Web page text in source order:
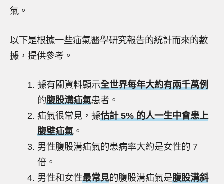
氣。
以下是根據一些疝氣醫學研究報告的統計而來的數
據，提供參考。
據有關資料顯示全世界每年大約有兩千萬例
的腹股溝疝氣患者。
疝氣很常見，據估計 5% 的人一生中會患上
腹壁疝氣。
男性腹股溝疝氣的患病率大約是女性的 7
倍。
男性和女性最常見的腹股溝疝氣是腹股溝斜